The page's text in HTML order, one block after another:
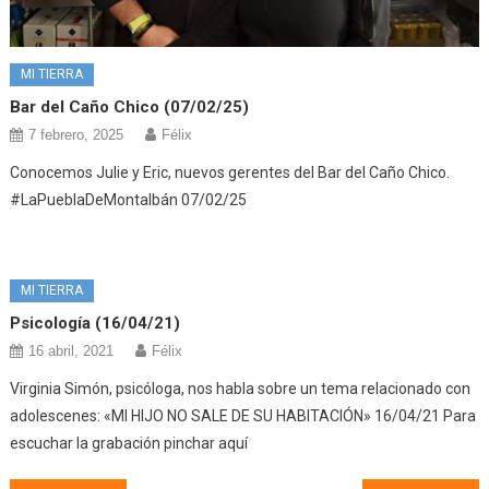
MI TIERRA
Bar del Caño Chico (07/02/25)
7 febrero, 2025 Félix
Conocemos Julie y Eric, nuevos gerentes del Bar del Caño Chico.
#LaPueblaDeMontalbán 07/02/25
MI TIERRA
Psicología (16/04/21)
16 abril, 2021 Félix
Virginia Simón, psicóloga, nos habla sobre un tema relacionado con
adolescenes: «MI HIJO NO SALE DE SU HABITACIÓN» 16/04/21 Para
escuchar la grabación pinchar aquí